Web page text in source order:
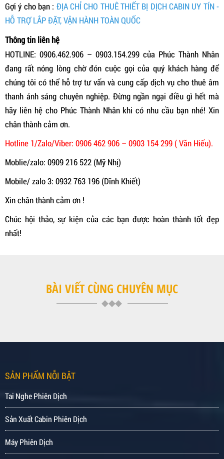
Gợi ý cho bạn : ĐỊA CHỈ CHO THUÊ THIẾT BỊ DỊCH CABIN UY TÍN -
HỖ TRỢ LẮP ĐẶT, VẬN HÀNH TOÀN QUỐC
Thông tin liên hệ
HOTLINE: 0906.462.906 – 0903.154.299 của Phúc Thành Nhân
đang rất nóng lòng chờ đón cuộc gọi của quý khách hàng để
chúng tôi có thể hỗ trợ tư vấn và cung cấp dịch vụ cho thuê âm
thanh ánh sáng chuyên nghiệp. Đừng ngần ngại điều gì hết mà
hãy liên hệ cho Phúc Thành Nhân khi có nhu cầu bạn nhé! Xin
chân thành cảm ơn.
Hotline 1/Zalo/Viber: 0906 462 906 – 0903 154 299 ( Văn Hiếu).
Moblie/zalo: 0909 216 522 (Mỹ Nhị)
Mobile/ zalo 3: 0932 763 196 (Dĩnh Khiết)
Xin chân thành cảm ơn !
Chúc hội thảo, sự kiện của các bạn được hoàn thành tốt đẹp
nhất!
BÀI VIẾT CÙNG CHUYÊN MỤC
SẢN PHẨM NỖI BẬT
Tai Nghe Phiên Dịch
Sản Xuất Cabin Phiên Dịch
Máy Phiên Dịch